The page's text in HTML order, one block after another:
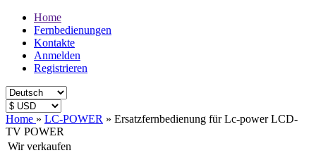
Home
Fernbedienungen
Kontakte
Anmelden
Registrieren
Home » LC-POWER » Ersatzfernbedienung für Lc-power LCD-
TV POWER
Wir verkaufen